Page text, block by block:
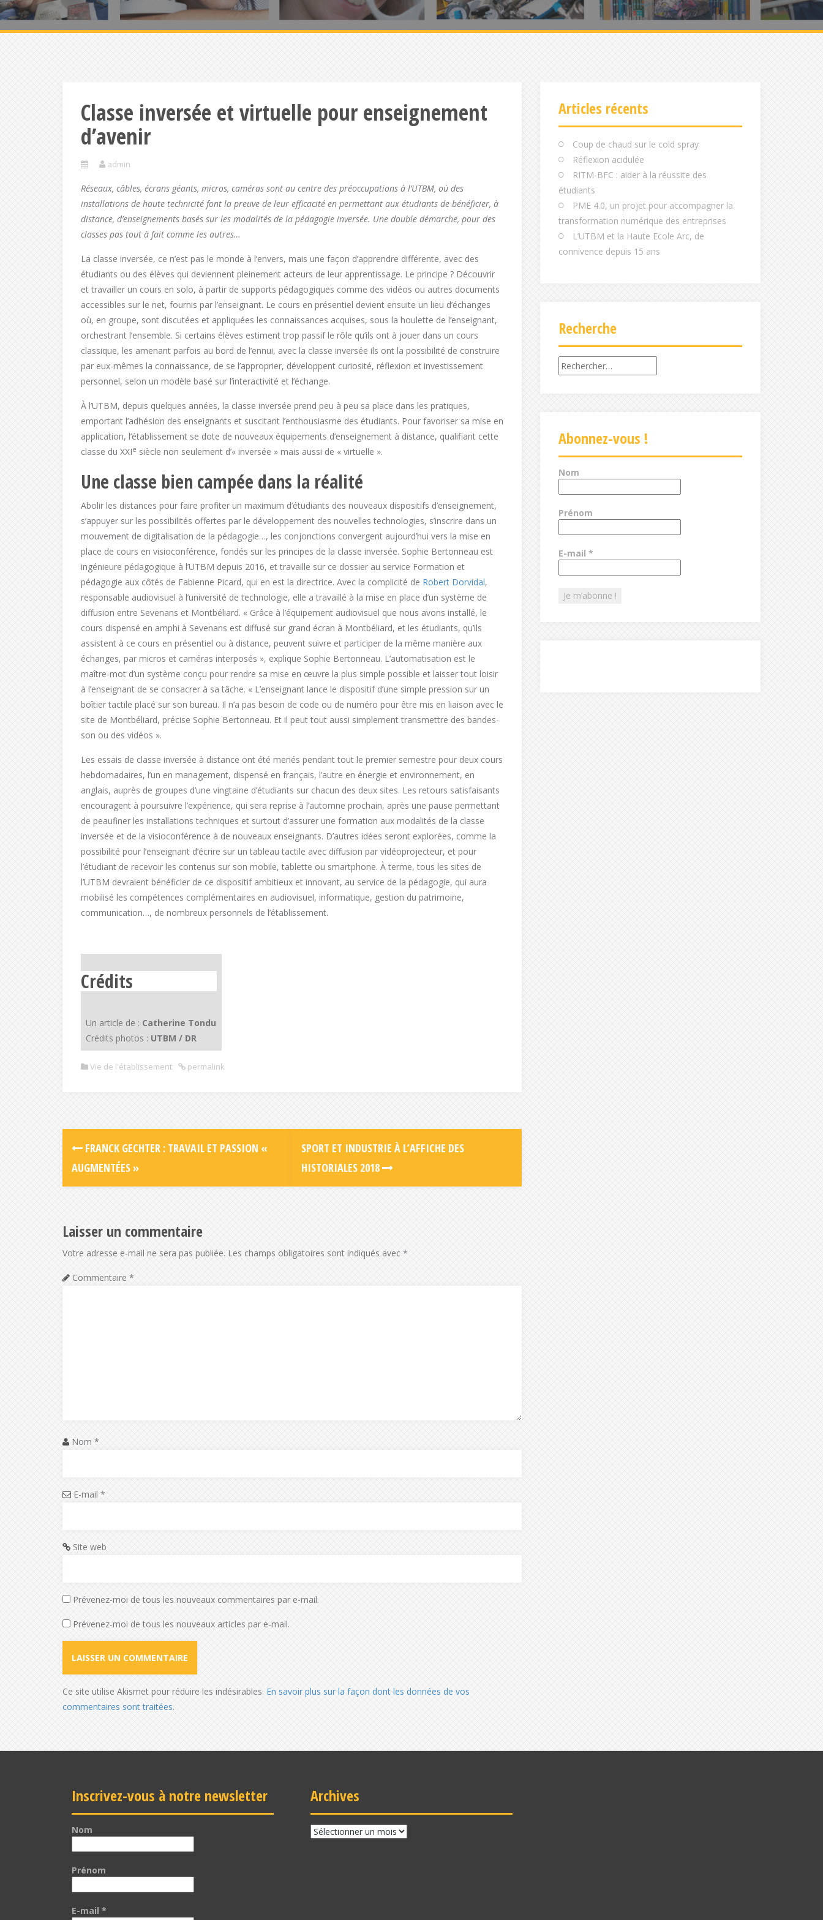
Classe inversée et virtuelle pour enseignement
d’avenir
admin
Réseaux, câbles, écrans géants, micros, caméras sont au centre des préoccupations à l’UTBM, où des
installations de haute technicité font la preuve de leur efficacité en permettant aux étudiants de bénéficier, à
distance, d’enseignements basés sur les modalités de la pédagogie inversée. Une double démarche, pour des
classes pas tout à fait comme les autres…
La classe inversée, ce n’est pas le monde à l’envers, mais une façon d’apprendre différente, avec des
étudiants ou des élèves qui deviennent pleinement acteurs de leur apprentissage. Le principe ? Découvrir
et travailler un cours en solo, à partir de supports pédagogiques comme des vidéos ou autres documents
accessibles sur le net, fournis par l’enseignant. Le cours en présentiel devient ensuite un lieu d’échanges
où, en groupe, sont discutées et appliquées les connaissances acquises, sous la houlette de l’enseignant,
orchestrant l’ensemble. Si certains élèves estiment trop passif le rôle qu’ils ont à jouer dans un cours
classique, les amenant parfois au bord de l’ennui, avec la classe inversée ils ont la possibilité de construire
par eux-mêmes la connaissance, de se l’approprier, développent curiosité, réflexion et investissement
personnel, selon un modèle basé sur l’interactivité et l’échange.
À l’UTBM, depuis quelques années, la classe inversée prend peu à peu sa place dans les pratiques,
emportant l’adhésion des enseignants et suscitant l’enthousiasme des étudiants. Pour favoriser sa mise en
application, l’établissement se dote de nouveaux équipements d’enseignement à distance, qualifiant cette
classe du XXIe siècle non seulement d’« inversée » mais aussi de « virtuelle ».
Une classe bien campée dans la réalité
Abolir les distances pour faire profiter un maximum d’étudiants des nouveaux dispositifs d’enseignement,
s’appuyer sur les possibilités offertes par le développement des nouvelles technologies, s’inscrire dans un
mouvement de digitalisation de la pédagogie…, les conjonctions convergent aujourd’hui vers la mise en
place de cours en visioconférence, fondés sur les principes de la classe inversée. Sophie Bertonneau est
ingénieure pédagogique à l’UTBM depuis 2016, et travaille sur ce dossier au service Formation et
pédagogie aux côtés de Fabienne Picard, qui en est la directrice. Avec la complicité de Robert Dorvidal,
responsable audiovisuel à l’université de technologie, elle a travaillé à la mise en place d’un système de
diffusion entre Sevenans et Montbéliard. « Grâce à l’équipement audiovisuel que nous avons installé, le
cours dispensé en amphi à Sevenans est diffusé sur grand écran à Montbéliard, et les étudiants, qu’ils
assistent à ce cours en présentiel ou à distance, peuvent suivre et participer de la même manière aux
échanges, par micros et caméras interposés », explique Sophie Bertonneau. L’automatisation est le
maître-mot d’un système conçu pour rendre sa mise en œuvre la plus simple possible et laisser tout loisir
à l’enseignant de se consacrer à sa tâche. « L’enseignant lance le dispositif d’une simple pression sur un
boîtier tactile placé sur son bureau. Il n’a pas besoin de code ou de numéro pour être mis en liaison avec le
site de Montbéliard, précise Sophie Bertonneau. Et il peut tout aussi simplement transmettre des bandes-
son ou des vidéos ».
Les essais de classe inversée à distance ont été menés pendant tout le premier semestre pour deux cours
hebdomadaires, l’un en management, dispensé en français, l’autre en énergie et environnement, en
anglais, auprès de groupes d’une vingtaine d’étudiants sur chacun des deux sites. Les retours satisfaisants
encouragent à poursuivre l’expérience, qui sera reprise à l’automne prochain, après une pause permettant
de peaufiner les installations techniques et surtout d’assurer une formation aux modalités de la classe
inversée et de la visioconférence à de nouveaux enseignants. D’autres idées seront explorées, comme la
possibilité pour l’enseignant d’écrire sur un tableau tactile avec diffusion par vidéoprojecteur, et pour
l’étudiant de recevoir les contenus sur son mobile, tablette ou smartphone. À terme, tous les sites de
l’UTBM devraient bénéficier de ce dispositif ambitieux et innovant, au service de la pédagogie, qui aura
mobilisé les compétences complémentaires en audiovisuel, informatique, gestion du patrimoine,
communication…, de nombreux personnels de l’établissement.
Crédits
Un article de : Catherine Tondu
Crédits photos : UTBM / DR
Vie de l'établissement permalink
FRANCK GECHTER : TRAVAIL ET PASSION «
AUGMENTÉES »
SPORT ET INDUSTRIE À L’AFFICHE DES
HISTORIALES 2018
Laisser un commentaire
Votre adresse e-mail ne sera pas publiée. Les champs obligatoires sont indiqués avec *
Commentaire *
Nom *
E-mail *
Site web
Prévenez-moi de tous les nouveaux commentaires par e-mail.
Prévenez-moi de tous les nouveaux articles par e-mail.
Ce site utilise Akismet pour réduire les indésirables. En savoir plus sur la façon dont les données de vos
commentaires sont traitées.
Articles récents
Coup de chaud sur le cold spray
Réflexion acidulée
RITM-BFC : aider à la réussite des
étudiants
PME 4.0, un projet pour accompagner la
transformation numérique des entreprises
L’UTBM et la Haute Ecole Arc, de
connivence depuis 15 ans
Recherche
Rechercher :
Abonnez-vous !
Nom
Prénom
E-mail *
Inscrivez-vous à notre newsletter
Nom
Prénom
E-mail *
Archives
Archives